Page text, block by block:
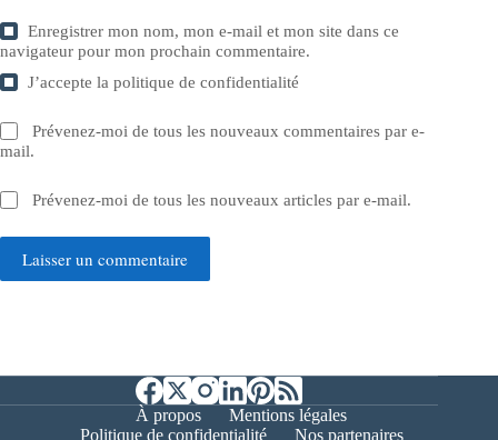
Enregistrer mon nom, mon e-mail et mon site dans ce
navigateur pour mon prochain commentaire.
J’accepte lapolitique de confidentialité
Prévenez-moi de tous les nouveaux commentaires par e-
mail.
Prévenez-moi de tous les nouveaux articles par e-mail.
Laisser un commentaire
À propos
Mentions légales
Politique de confidentialité
Nos partenaires